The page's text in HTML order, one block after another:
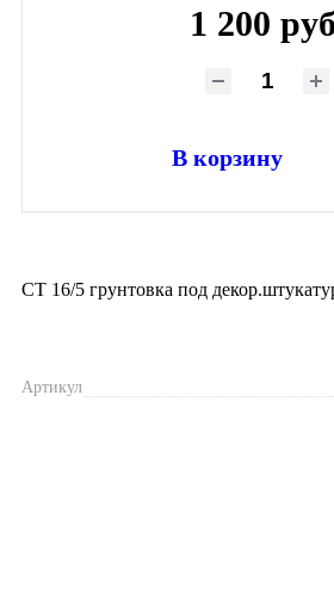
1 200
В корзину
СТ 16/5 грунтовка под
Артикул